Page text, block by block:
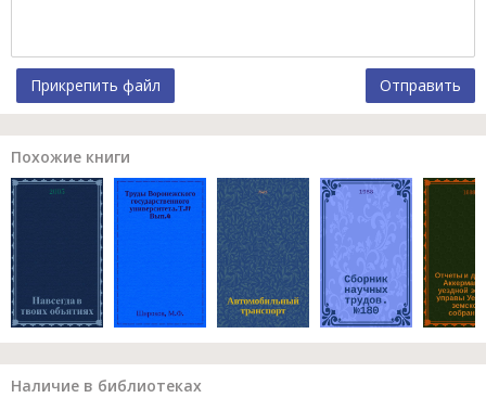
Прикрепить файл Отправить
Похожие книги
Наличие в библиотеках